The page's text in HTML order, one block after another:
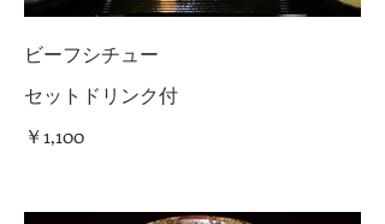
ビーフシチュー
セットドリンク付
￥1,100